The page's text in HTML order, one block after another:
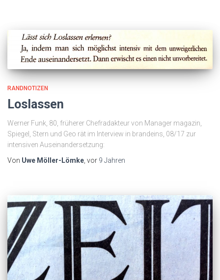
RANDNOTIZEN
Loslassen
Werner Funk, 80, früherer Chefradakteur von Manager magazin,
Spiegel, Stern und Geo rät im Interview in brandeins, 08/17 zur
intensiven Auseinandersetzung:
Von Uwe Möller-Lömke , vor 9 Jahren